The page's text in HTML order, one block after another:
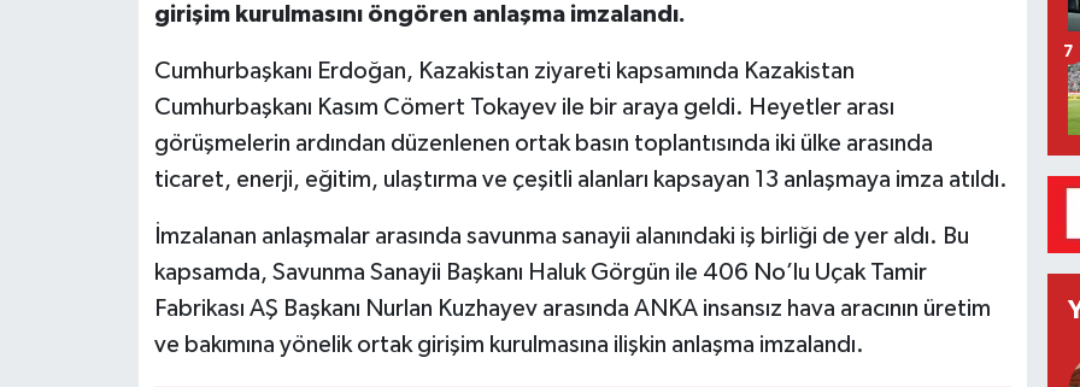
girişim kurulmasını öngören anlaşma imzalandı.
Cumhurbaşkanı Erdoğan, Kazakistan ziyareti kapsamında Kazakistan
Cumhurbaşkanı Kasım Cömert Tokayev ile bir araya geldi. Heyetler arası
görüşmelerin ardından düzenlenen ortak basın toplantısında iki ülke arasında
ticaret, enerji, eğitim, ulaştırma ve çeşitli alanları kapsayan 13 anlaşmaya imza atıldı.
İmzalanan anlaşmalar arasında savunma sanayii alanındaki iş birliği de yer aldı. Bu
kapsamda, Savunma Sanayii Başkanı Haluk Görgün ile 406 No’lu Uçak Tamir
Fabrikası AŞ Başkanı Nurlan Kuzhayev arasında ANKA insansız hava aracının üretim
ve bakımına yönelik ortak girişim kurulmasına ilişkin anlaşma imzalandı.
7